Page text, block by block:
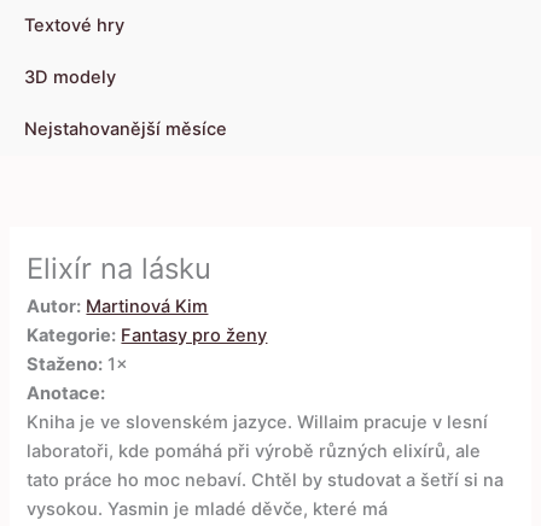
Textové hry
3D modely
Nejstahovanější měsíce
Elixír na lásku
Autor: Martinová Kim
Kategorie: Fantasy pro ženy
Staženo: 1×
Anotace:
Kniha je ve slovenském jazyce. Willaim pracuje v lesní
laboratoři, kde pomáhá při výrobě různých elixírů, ale
tato práce ho moc nebaví. Chtěl by studovat a šetří si na
vysokou. Yasmin je mladé děvče, které má